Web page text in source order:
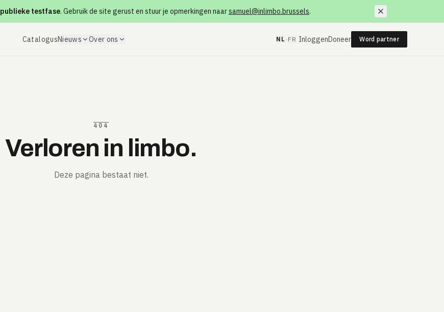
publieke testfase. Gebruik de site gerust en stuur je opmerkingen naarsamuel@inlimbo.brussels.
CatalogusNieuws Over ons NL · FR InloggenDoneer Word partner
404
Verloren in limbo.
Deze pagina bestaat niet.